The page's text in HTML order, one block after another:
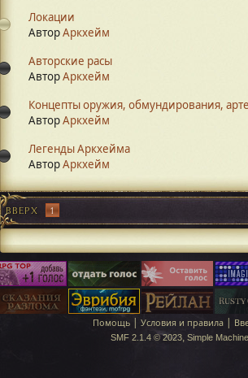
Локации
АвторАркхейм
Авторские расы
АвторАркхейм
Концепты оружия, обмундирования,
АвторАркхейм
Легенды Аркхейма
АвторАркхейм
ВВЕРХ 1
Помощь | Условия и правила |
SMF 2.1.4 © 2023, Simple